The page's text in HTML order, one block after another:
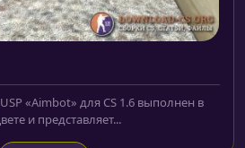
«Aimbot» для CS 1.6 выполнен в
и представляет...